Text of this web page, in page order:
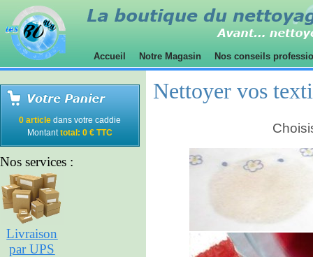
Accueil Notre Magasin Nos conseils
0 article dans votre caddie
Montanttotal: 0 € TTC
Nos services :
Livraison
par UPS
Nettoyer vos